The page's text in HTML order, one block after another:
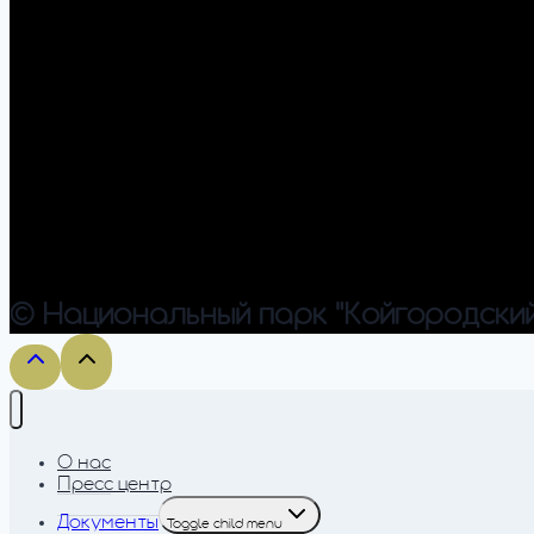
© Национальный парк
О нас
Пресс центр
Документы Toggle child menu